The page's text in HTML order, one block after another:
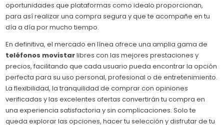
oportunidades que plataformas como idealo proporcionan,
para así realizar una compra segura y que te acompañe en tu
día a día por mucho tiempo.
En definitiva, el mercado en línea ofrece una amplia gama de
teléfonos movistarlibres con las mejores prestaciones y
precios, facilitando que cada usuario pueda encontrar la opción
perfecta para su uso personal, profesional o de entretenimiento.
La flexibilidad, la tranquilidad de comprar con opiniones
verificadas y las excelentes ofertas convertirán tu compra en
una experiencia satisfactoria y sin complicaciones. Solo te
queda explorar las opciones, hacer tu selección y disfrutar de tu